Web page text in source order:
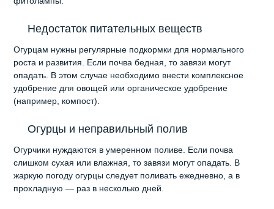
Недостаток питательных веществ
Огурцам нужны регулярные подкормки для нормального
роста и развития. Если почва бедная, то завязи могут
опадать. В этом случае необходимо внести комплексное
удобрение для овощей или органическое удобрение
(например, компост).
Огурцы и неправильный полив
Огурчики нуждаются в умеренном поливе. Если почва
слишком сухая или влажная, то завязи могут опадать. В
жаркую погоду огурцы следует поливать ежедневно, а в
прохладную — раз в несколько дней.